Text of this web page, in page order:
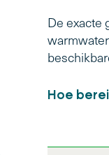
De exacte
Hoe